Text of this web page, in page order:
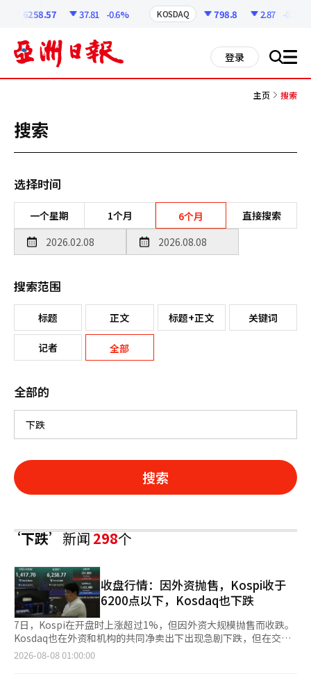
6258.57 37.81 -0.6% KOSDAQ 798.8 2.87 -0.36%
登录 搜 all
主页 搜索
搜索
选择时间
一个星期 1个月 6个月 直接搜索
搜索范围
标题 正文 标题+正文 关键词
记者 全部
全部的
搜索
‘下跌’新闻298个
收盘行情：因外资抛售，Kospi收于
6200点以下，Kosdaq也下跌
7日，Kospi在开盘时上涨超过1%，但因外资大规模抛售而收跌。
Kosdaq也在外资和机构的共同净卖出下出现急剧下跌，但在交易
结束前部分回升。 根据韩国交易所的数据，Kospi收于6258.77
2026-08-08 01:00:00